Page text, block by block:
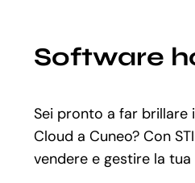
Software
Sei pronto a far brillare
Cloud a Cuneo? Con
vendere e gestire la